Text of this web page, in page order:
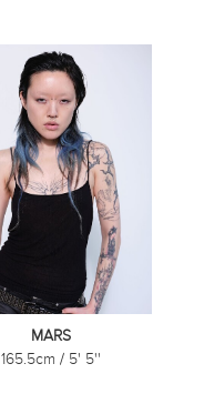
MARS
165.5cm / 5' 5''